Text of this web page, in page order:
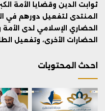
ثوابت الدين وقضايا الأمة
المنتدى لتفعيل دورهم في
الحضاري الإسلامي لدى
الحضارات الأخرى، وتفعيل
احدث المحتويات